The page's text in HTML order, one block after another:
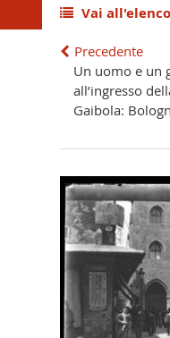
Vai
Precedente
Un uomo e un
all’ingresso
Gaibola: